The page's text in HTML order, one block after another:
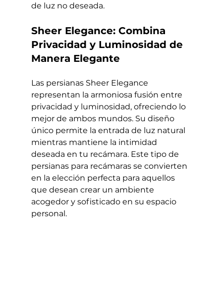
de luz no deseada.
Sheer Elegance: Combina
Privacidad y Luminosidad de
Manera Elegante
Las persianas Sheer Elegance
representan la armoniosa fusión entre
privacidad y luminosidad, ofreciendo lo
mejor de ambos mundos. Su diseño
único permite la entrada de luz natural
mientras mantiene la intimidad
deseada en tu recámara. Este tipo de
persianas para recámaras se convierten
en la elección perfecta para aquellos
que desean crear un ambiente
acogedor y sofisticado en su espacio
personal.